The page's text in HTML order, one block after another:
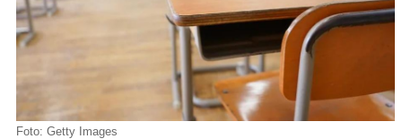
Foto: Getty Images